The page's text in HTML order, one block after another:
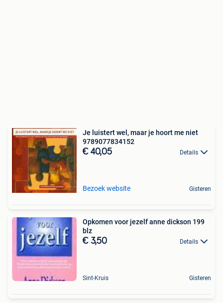
Je luistert wel, maar je hoort me niet
9789077834152
€ 40,05 Details
Bezoek website Gisteren
Opkomen voor jezelf anne dickson 199
blz
€ 3,50 Details
Sint-Kruis Gisteren